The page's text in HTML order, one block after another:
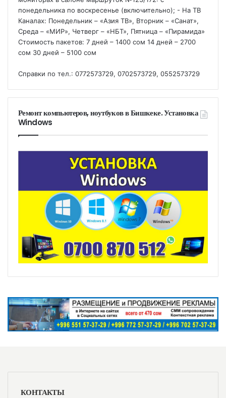
понедельника по воскресенье (включительно); - На ТВ
Каналах: Понедельник – «Азия ТВ», Вторник – «Санат»,
Среда – «МИР», Четверг – «НБТ», Пятница – «Пирамида»
Стоимость пакетов: 7 дней – 1400 сом 14 дней – 2700
сом 30 дней – 5100 сом
Справки по тел.: 0772573729, 0702573729, 0552573729
Ремонт компьютеров, ноутбуков в Бишкеке. Установка
Windows
КОНТАКТЫ